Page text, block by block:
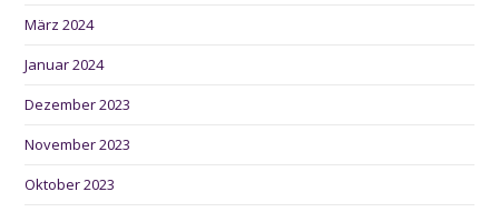
März 2024
Januar 2024
Dezember 2023
November 2023
Oktober 2023